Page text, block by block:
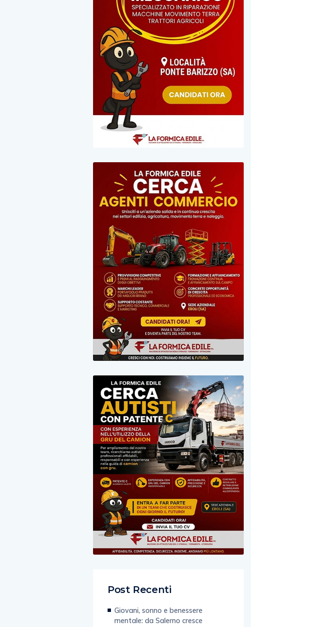
Post Recenti
Giovani, sonno e benessere
mentale: da Salerno cresce